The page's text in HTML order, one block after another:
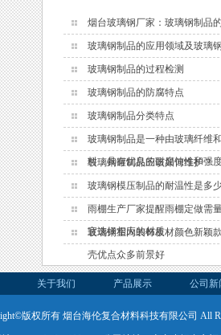
烟台玻璃钢厂家：玻璃钢制品
玻璃钢制品的应用领域及玻璃
玻璃钢制品的过程检测
玻璃钢制品的防腐特点
玻璃钢制品分类特点
玻璃钢制品是一种由玻璃纤维
料，具有优良的耐腐蚀性和强
玻璃钢罐制品应该如何维护？
玻璃钢模压制品的耐温性是多
雨棚生产厂家提醒雨棚定做需
宜选择相应的材质
玻璃钢室内装饰板材颜色新颖
壳优点众多前景好
关于我们 产品展示 公司新
版权所有 烟台海伦复合材料科技有限公司 All